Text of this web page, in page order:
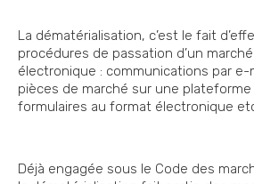
La dématérialisation, c’est le fait
procédures de passation d’un
électronique : communications par e-
pièces de marché sur une
formulaires au format électronique
Déjà engagée sous le Code des